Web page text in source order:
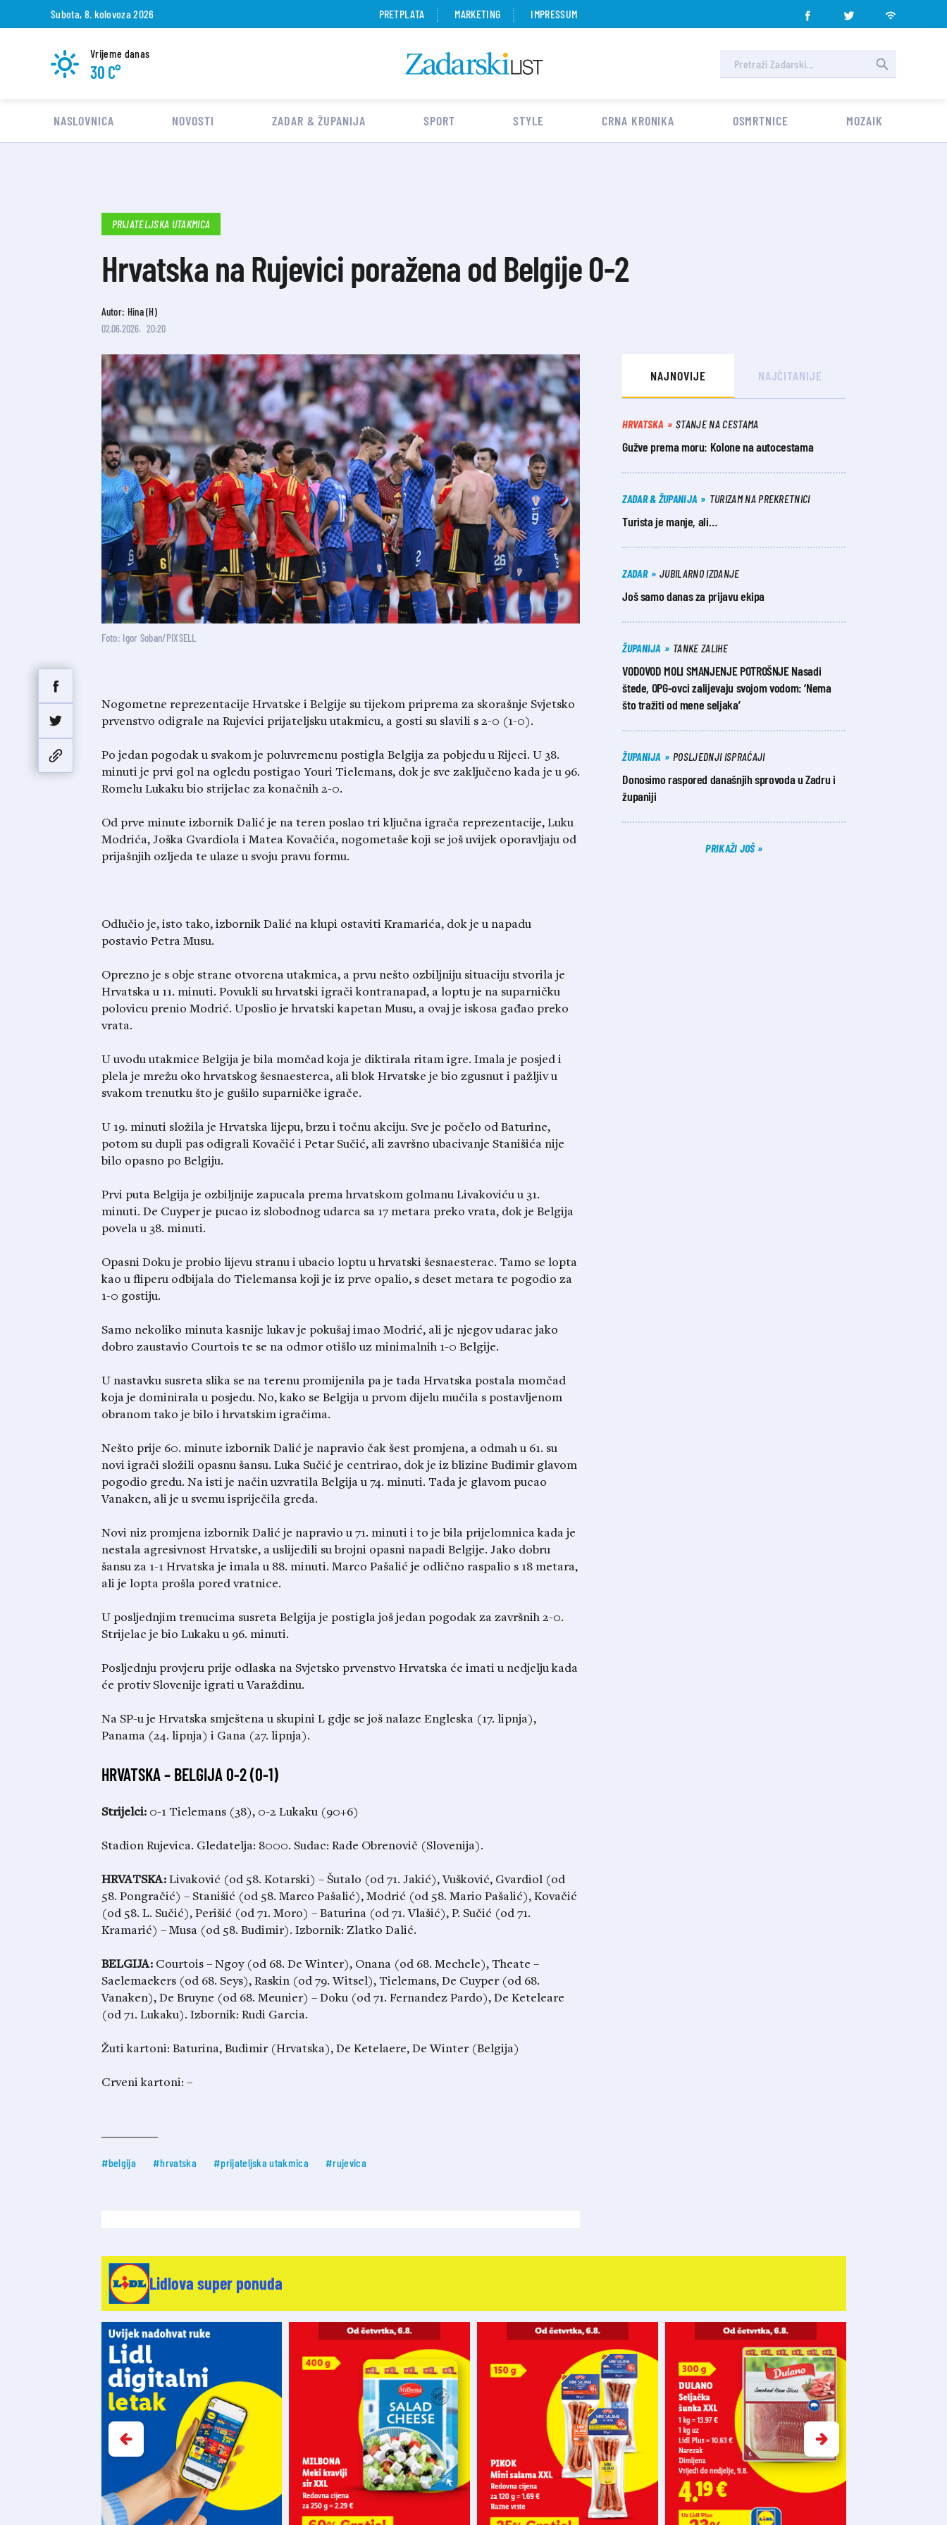
Subota, 8. kolovoza 2026 PRETPLATA MARKETING IMPRESSUM
Vrijeme danas
30 C°
NASLOVNICA NOVOSTI ZADAR & ŽUPANIJA SPORT STYLE CRNA KRONIKA OSMRTNICE MOZAIK
PRIJATELJSKA UTAKMICA
Hrvatska na Rujevici poražena od Belgije 0-2
Autor: Hina (H)
02.06.2026. 20:20
Foto: Igor Soban/PIXSELL
Nogometne reprezentacije Hrvatske i Belgije su tijekom priprema za skorašnje Svjetsko
prvenstvo odigrale na Rujevici prijateljsku utakmicu, a gosti su slavili s 2-0 (1-0).
Po jedan pogodak u svakom je poluvremenu postigla Belgija za pobjedu u Rijeci. U 38.
minuti je prvi gol na ogledu postigao Youri Tielemans, dok je sve zaključeno kada je u 96.
Romelu Lukaku bio strijelac za konačnih 2-0.
Od prve minute izbornik Dalić je na teren poslao tri ključna igrača reprezentacije, Luku
Modrića, Joška Gvardiola i Matea Kovačića, nogometaše koji se još uvijek oporavljaju od
prijašnjih ozljeda te ulaze u svoju pravu formu.
Odlučio je, isto tako, izbornik Dalić na klupi ostaviti Kramarića, dok je u napadu
postavio Petra Musu.
Oprezno je s obje strane otvorena utakmica, a prvu nešto ozbiljniju situaciju stvorila je
Hrvatska u 11. minuti. Povukli su hrvatski igrači kontranapad, a loptu je na suparničku
polovicu prenio Modrić. Uposlio je hrvatski kapetan Musu, a ovaj je iskosa gađao preko
vrata.
U uvodu utakmice Belgija je bila momčad koja je diktirala ritam igre. Imala je posjed i
plela je mrežu oko hrvatskog šesnaesterca, ali blok Hrvatske je bio zgusnut i pažljiv u
svakom trenutku što je gušilo suparničke igrače.
U 19. minuti složila je Hrvatska lijepu, brzu i točnu akciju. Sve je počelo od Baturine,
potom su dupli pas odigrali Kovačić i Petar Sučić, ali završno ubacivanje Stanišića nije
bilo opasno po Belgiju.
Prvi puta Belgija je ozbiljnije zapucala prema hrvatskom golmanu Livakoviću u 31.
minuti. De Cuyper je pucao iz slobodnog udarca sa 17 metara preko vrata, dok je Belgija
povela u 38. minuti.
Opasni Doku je probio lijevu stranu i ubacio loptu u hrvatski šesnaesterac. Tamo se lopta
kao u fliperu odbijala do Tielemansa koji je iz prve opalio, s deset metara te pogodio za
1-0 gostiju.
Samo nekoliko minuta kasnije lukav je pokušaj imao Modrić, ali je njegov udarac jako
dobro zaustavio Courtois te se na odmor otišlo uz minimalnih 1-0 Belgije.
U nastavku susreta slika se na terenu promijenila pa je tada Hrvatska postala momčad
koja je dominirala u posjedu. No, kako se Belgija u prvom dijelu mučila s postavljenom
obranom tako je bilo i hrvatskim igračima.
Nešto prije 60. minute izbornik Dalić je napravio čak šest promjena, a odmah u 61. su
novi igrači složili opasnu šansu. Luka Sučić je centrirao, dok je iz blizine Budimir glavom
pogodio gredu. Na isti je način uzvratila Belgija u 74. minuti. Tada je glavom pucao
Vanaken, ali je u svemu ispriječila greda.
Novi niz promjena izbornik Dalić je napravio u 71. minuti i to je bila prijelomnica kada je
nestala agresivnost Hrvatske, a uslijedili su brojni opasni napadi Belgije. Jako dobru
šansu za 1-1 Hrvatska je imala u 88. minuti. Marco Pašalić je odlično raspalio s 18 metara,
ali je lopta prošla pored vratnice.
U posljednjim trenucima susreta Belgija je postigla još jedan pogodak za završnih 2-0.
Strijelac je bio Lukaku u 96. minuti.
Posljednju provjeru prije odlaska na Svjetsko prvenstvo Hrvatska će imati u nedjelju kada
će protiv Slovenije igrati u Varaždinu.
Na SP-u je Hrvatska smještena u skupini L gdje se još nalaze Engleska (17. lipnja),
Panama (24. lipnja) i Gana (27. lipnja).
HRVATSKA – BELGIJA 0-2 (0-1)
Strijelci: 0-1 Tielemans (38), 0-2 Lukaku (90+6)
Stadion Rujevica. Gledatelja: 8000. Sudac: Rade Obrenovič (Slovenija).
HRVATSKA: Livaković (od 58. Kotarski) – Šutalo (od 71. Jakić), Vušković, Gvardiol (od
58. Pongračić) – Stanišić (od 58. Marco Pašalić), Modrić (od 58. Mario Pašalić), Kovačić
(od 58. L. Sučić), Perišić (od 71. Moro) – Baturina (od 71. Vlašić), P. Sučić (od 71.
Kramarić) – Musa (od 58. Budimir). Izbornik: Zlatko Dalić.
BELGIJA: Courtois – Ngoy (od 68. De Winter), Onana (od 68. Mechele), Theate –
Saelemaekers (od 68. Seys), Raskin (od 79. Witsel), Tielemans, De Cuyper (od 68.
Vanaken), De Bruyne (od 68. Meunier) – Doku (od 71. Fernandez Pardo), De Keteleare
(od 71. Lukaku). Izbornik: Rudi Garcia.
Žuti kartoni: Baturina, Budimir (Hrvatska), De Ketelaere, De Winter (Belgija)
Crveni kartoni: –
#belgija #hrvatska #prijateljska utakmica #rujevica
NAJNOVIJE NAJČITANIJE
HRVATSKA STANJE NA CESTAMA
Gužve prema moru: Kolone na autocestama
ZADAR & ŽUPANIJA TURIZAM NA PREKRETNICI
Turista je manje, ali…
ZADAR JUBILARNO IZDANJE
Još samo danas za prijavu ekipa
ŽUPANIJA TANKE ZALIHE
VODOVOD MOLI SMANJENJE POTROŠNJE Nasadi
štede, OPG-ovci zalijevaju svojom vodom: ‘Nema
što tražiti od mene seljaka’
ŽUPANIJA POSLJEDNJI ISPRAĆAJI
Donosimo raspored današnjih sprovoda u Zadru i
županiji
PRIKAŽI JOŠ
Lidlova super ponuda